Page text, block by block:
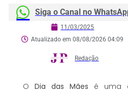
Siga o Canal no
11/03/2025
Atualizado em 08/08/2026 04:09
Redação
O Dia das Mães é uma